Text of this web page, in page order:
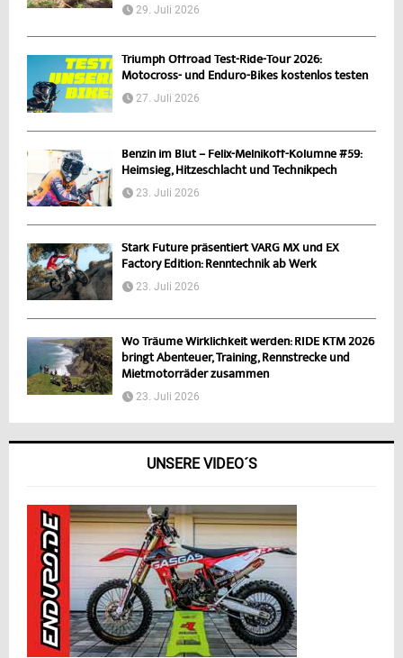
29. Juli 2026
Triumph Offroad Test-Ride-Tour 2026:
Motocross- und Enduro-Bikes kostenlos testen
27. Juli 2026
Benzin im Blut – Felix-Melnikoff-Kolumne #59:
Heimsieg, Hitzeschlacht und Technikpech
23. Juli 2026
Stark Future präsentiert VARG MX und EX
Factory Edition: Renntechnik ab Werk
23. Juli 2026
Wo Träume Wirklichkeit werden: RIDE KTM 2026
bringt Abenteuer, Training, Rennstrecke und
Mietmotorräder zusammen
23. Juli 2026
UNSERE VIDEO´S